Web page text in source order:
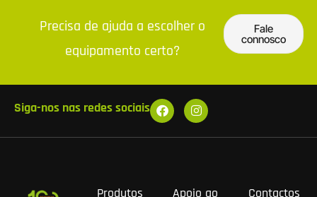
Precisa de ajuda a escolher o
equipamento certo?
Fale
connosco
Siga-nos nas redes sociais
Produtos Apoio ao Contactos